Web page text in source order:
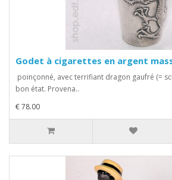
Godet à cigarettes en argent
poinçonné, avec terrifiant dragon gaufré (=
bon état. Provena..
€ 78.00